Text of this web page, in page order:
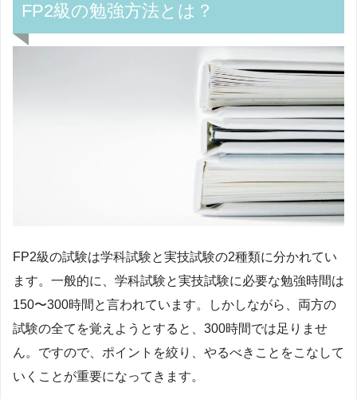
FP2級の勉強方法とは？
FP2級の試験は学科試験と実技試験の2種類に分かれてい
ます。一般的に、学科試験と実技試験に必要な勉強時間は
150〜300時間と言われています。しかしながら、両方の
試験の全てを覚えようとすると、300時間では足りませ
ん。 ですので、ポイントを絞り、やるべきことをこなして
いくことが重要になってきます。